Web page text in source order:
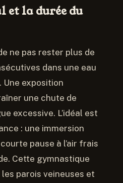
et la durée du
ne pas rester plus de
dans une eau
Une exposition
une chute de
excessive. L’idéal est
: une immersion
pause à l’air frais
Cette gymnastique
parois veineuses et